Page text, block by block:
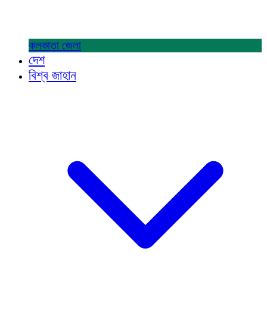
কলকাতা জেলা
দেশ
বিশ্ব জাহান